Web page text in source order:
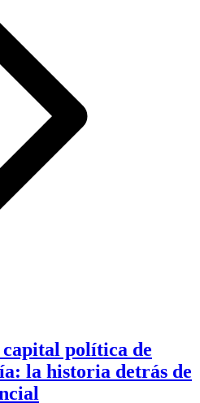
política de
la historia detrás de